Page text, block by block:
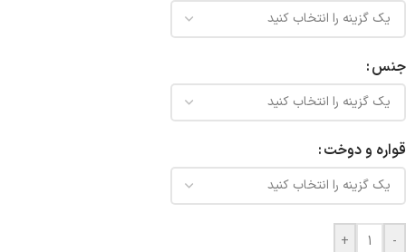
جنس
قواره و دوخت
-
+